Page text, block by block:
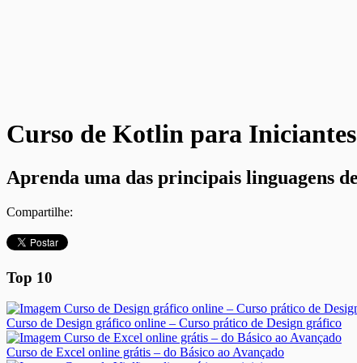
Curso de Kotlin para Iniciantes
Aprenda uma das principais linguagens
Compartilhe:
Top 10
Curso de Design gráfico online – Curso prático de Design gráfico
Curso de Excel online grátis – do Básico ao Avançado